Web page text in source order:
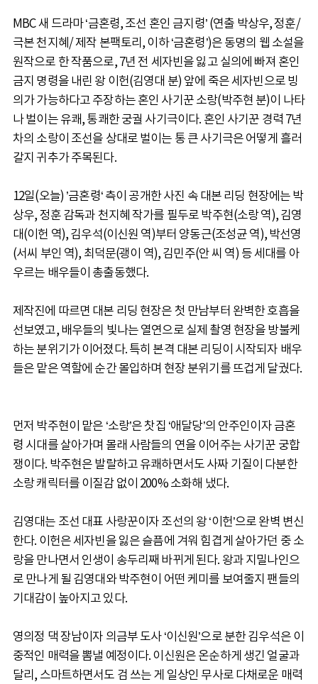
MBC 새 드라마 ‘금혼령, 조선 혼인 금지령’ (연출 박상우, 정훈/
극본 천지혜/ 제작 본팩토리, 이하 ‘금혼령’)은 동명의 웹 소설을
원작으로 한 작품으로, 7년 전 세자빈을 잃고 실의에 빠져 혼인
금지 명령을 내린 왕 이헌(김영대 분) 앞에 죽은 세자빈으로 빙
의가 가능하다고 주장하는 혼인 사기꾼 소랑(박주현 분)이 나타
나 벌이는 유쾌, 통쾌한 궁궐 사기극이다. 혼인 사기꾼 경력 7년
차의 소랑이 조선을 상대로 벌이는 통 큰 사기극은 어떻게 흘러
갈지 귀추가 주목된다.
12일(오늘) ’금혼령‘ 측이 공개한 사진 속 대본 리딩 현장에는 박
상우, 정훈 감독과 천지혜 작가를 필두로 박주현(소랑 역), 김영
대(이헌 역), 김우석(이신원 역)부터 양동근(조성균 역), 박선영
(서씨 부인 역), 최덕문(괭이 역), 김민주(안 씨 역) 등 세대를 아
우르는 배우들이 총출동했다.
제작진에 따르면 대본 리딩 현장은 첫 만남부터 완벽한 호흡을
선보였고, 배우들의 빛나는 열연으로 실제 촬영 현장을 방불케
하는 분위기가 이어졌다. 특히 본격 대본 리딩이 시작되자 배우
들은 맡은 역할에 순간 몰입하며 현장 분위기를 뜨겁게 달궜다.
먼저 박주현이 맡은 ‘소랑’은 찻집 ‘애달당’의 안주인이자 금혼
령 시대를 살아가며 몰래 사람들의 연을 이어주는 사기꾼 궁합
쟁이다. 박주현은 발랄하고 유쾌하면서도 사짜 기질이 다분한
소랑 캐릭터를 이질감 없이 200% 소화해 냈다.
김영대는 조선 대표 사랑꾼이자 조선의 왕 ‘이헌’으로 완벽 변신
한다. 이헌은 세자빈을 잃은 슬픔에 겨워 힘겹게 살아가던 중 소
랑을 만나면서 인생이 송두리째 바뀌게 된다. 왕과 지밀나인으
로 만나게 될 김영대와 박주현이 어떤 케미를 보여줄지 팬들의
기대감이 높아지고 있다.
영의정 댁 장남이자 의금부 도사 ‘이신원’으로 분한 김우석은 이
중적인 매력을 뽐낼 예정이다. 이신원은 온순하게 생긴 얼굴과
달리, 스마트하면서도 검 쓰는 게 일상인 무사로 다채로운 매력